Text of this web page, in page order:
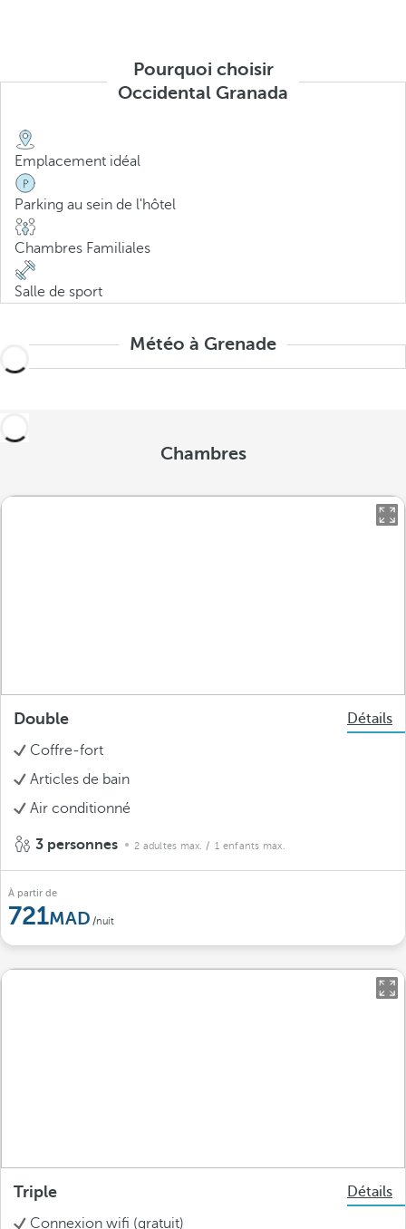
Pourquoi choisir
Occidental Granada
Emplacement idéal
Parking au sein de l'hôtel
Chambres Familiales
Salle de sport
Météo à Grenade
Chambres
Double
Détails
Coffre-fort
Articles de bain
Air conditionné
3 personnes 2 adultes max. / 1 enfants max.
À partir de
721 /nuit
Triple
Détails
Connexion wifi (gratuit)